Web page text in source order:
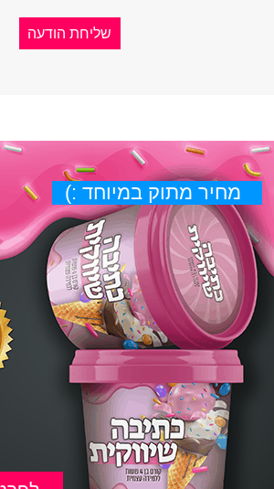
מחיר מתוק במיוחד :)